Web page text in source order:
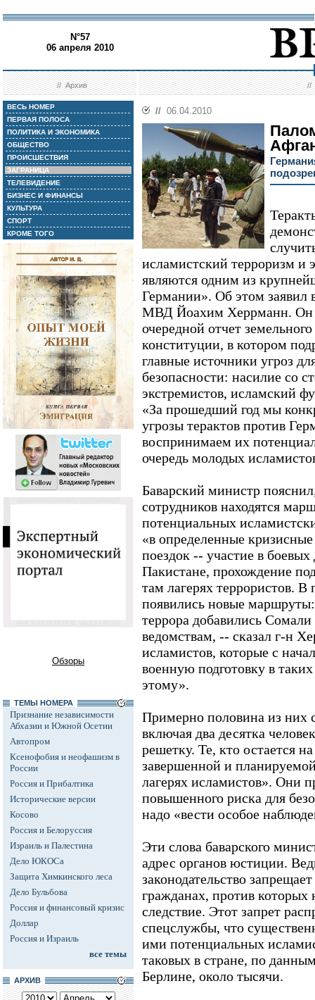
N°57
06 апреля 2010
//Архив //
ВЕСЬ НОМЕР
ПЕРВАЯ ПОЛОСА
ПОЛИТИКА И ЭКОНОМИКА
ОБЩЕСТВО
ПРОИСШЕСТВИЯ
ЗАГРАНИЦА
ТЕЛЕВИДЕНИЕ
БИЗНЕС И ФИНАНСЫ
КУЛЬТУРА
СПОРТ
КРОМЕ ТОГО
Обзоры
ТЕМЫ НОМЕРА
Признание независимости
Абхазии и Южной Осетии
Автопром
Ксенофобия и неофашизм в
России
Россия и Прибалтика
Исторические версии
Косово
Россия и Белоруссия
Израиль и Палестина
Дело ЮКОСа
Защита Химкинского леса
Дело Бульбова
Россия и финансовый кризис
Доллар
Россия и Израиль
все темы
АРХИВ
// 06.04.2010
исламистский терроризм и
являются одним из
Германии». Об этом заявил
МВД Йоахим Херрманн. Он
очередной отчет
конституции, в котором
главные источники угроз
безопасности: насилие со
экстремистов, исламский
«За прошедший год мы
угрозы терактов против
воспринимаем их
очередь молодых
Баварский министр
сотрудников находятся
потенциальных
«в определенные
поездок -- участие в
Пакистане, прохождение
там лагерях террористов.
появились новые
террора добавились
ведомствам, -- сказал г-н
исламистов, которые с
военную подготовку в
этому».
Примерно половина из них
включая два десятка
решетку. Те, кто остается
завершенной и
лагерях исламистов». Они
повышенного риска для
надо «вести особое
Эти слова баварского
адрес органов юстиции.
законодательство
гражданах, против которых
следствие. Этот запрет
спецслужбы, что
ими потенциальных
таковых в стране, по
Берлине, около тысячи.